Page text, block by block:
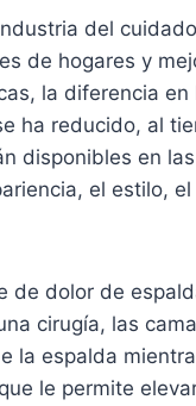
del
de hogares y
la diferencia
ha reducido, al
disponibles en las
el estilo,
de dolor de
cirugía, las
la espalda
le permite